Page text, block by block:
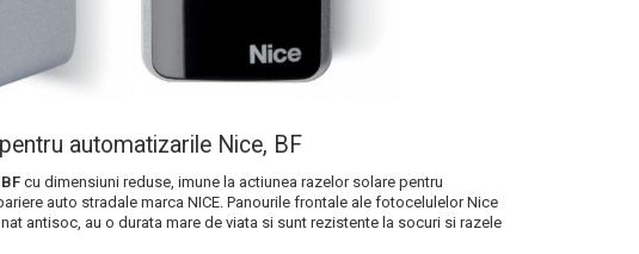
automatizarile Nice, BF
cu dimensiuni reduse, imune la actiunea razelor solare pentru
auto stradale marca NICE. Panourile frontale ale fotocelulelor Nice
antisoc, au o durata mare de viata si sunt rezistente la socuri si razele